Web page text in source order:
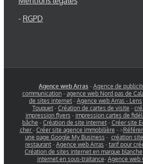
- RGPD
Agence web Arras - Agence de
communication - agence web Nord pas de
de sites internet - Agence web Arras - Lens
Touquet - Création de cartes de visite -
impression flyers - impression cartes de
bâche - Création de site internet- Créer site
cher- Créer site agence immobilière - >
une page Google My Business - création
restaurant - Agence web Arras - tarif pour
Création de sites internet en marque blanche
internet en sous-traitance- Agence web